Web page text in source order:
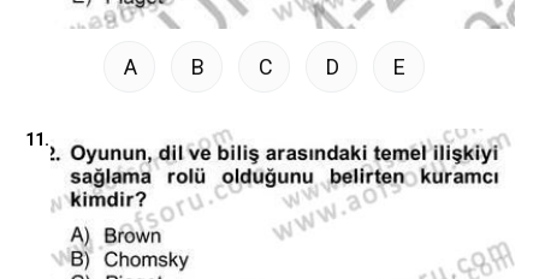
A B C D E
11.